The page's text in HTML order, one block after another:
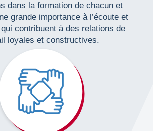
dans la formation de chacun et
grande importance à l’écoute et
contribuent à des relations de
loyales et constructives.